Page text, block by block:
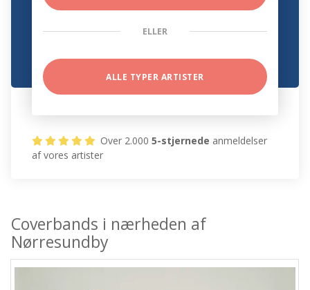
ELLER
ALLE TYPER ARTISTER
Over 2.0005-stjernede anmeldelser
af vores artister
Coverbands i nærheden af
Nørresundby